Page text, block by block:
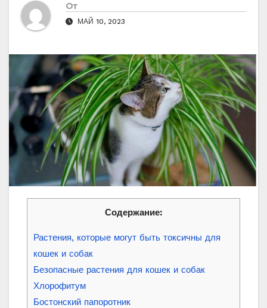
От
МАЙ 10, 2023
Содержание:
Растения, которые могут быть токсичны для
кошек и собак
Безопасные растения для кошек и собак
Хлорофитум
Бостонский папоротник